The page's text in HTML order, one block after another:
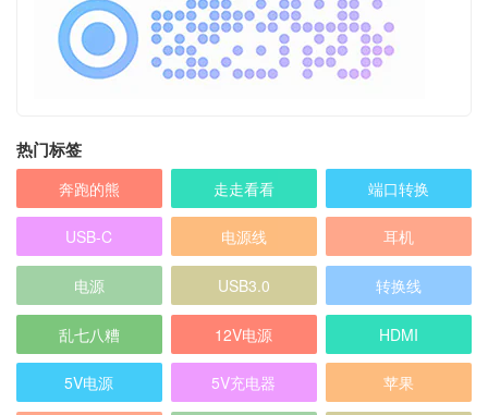
热门标签
奔跑的熊 走走看看 端口转换
USB-C 电源线 耳机
电源 USB3.0 转换线
乱七八糟 12V电源 HDMI
5V电源 5V充电器 苹果